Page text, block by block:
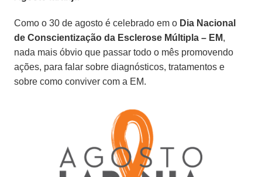
Como o 30 de agosto é celebrado emo Dia Nacional
de Conscientização da Esclerose Múltipla – EM,
nada mais óbvio que passar todo o mês promovendo
ações, para falar sobre diagnósticos, tratamentos e
sobre como conviver com a EM.